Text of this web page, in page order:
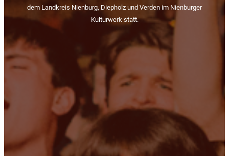
dem Landkreis Nienburg, Diepholz und Verden im Nienburger
Kulturwerk statt.